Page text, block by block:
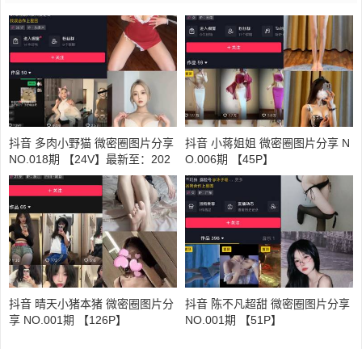
抖音 多肉小野猫 微密圈图片分享
NO.018期 【24V】最新至：202
3.5.30
抖音 小蒋姐姐 微密圈图片分享 N
O.006期 【45P】
抖音 晴天小猪本猪 微密圈图片分
享 NO.001期 【126P】
抖音 陈不凡超甜 微密圈图片分享
NO.001期 【51P】